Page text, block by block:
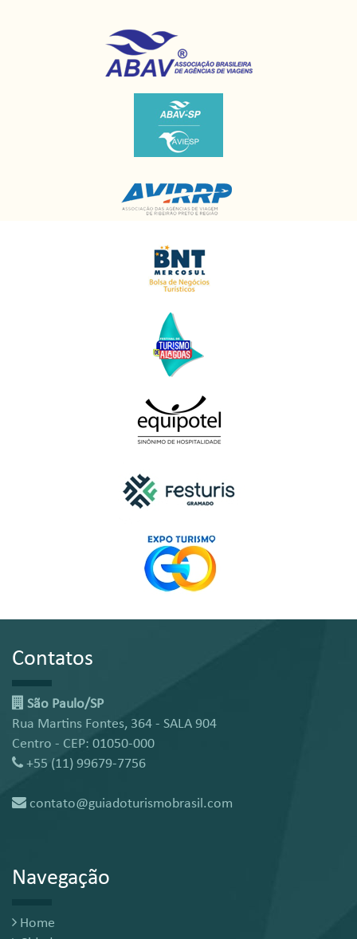
Contatos
São Paulo/SP
Rua Martins Fontes, 364 - SALA 904
Centro - CEP: 01050-000
+55 (11) 99679-7756
contato@guiadoturismobrasil.com
Navegação
Home